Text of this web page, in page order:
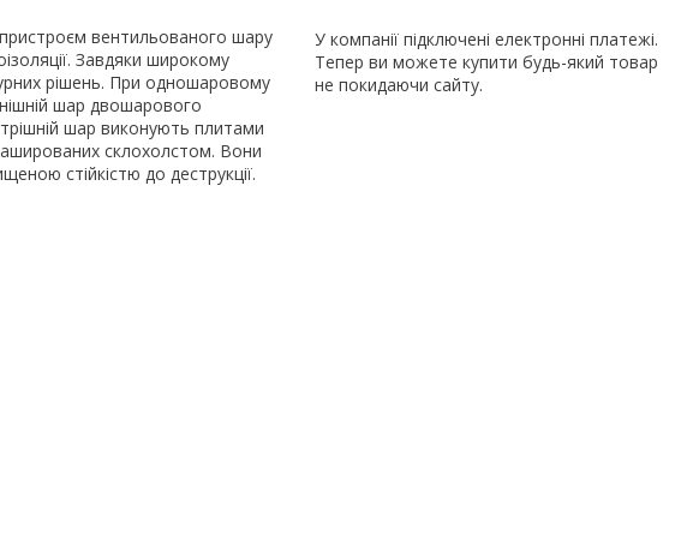
вентильованого шару
Завдяки широкому
рішень. При одношаровому
шар двошарового
шар виконують плитами
склохолстом. Вони
стійкістю до деструкції.
У компанії підключені електронні платежі.
Тепер ви можете купити будь-який товар
не покидаючи сайту.